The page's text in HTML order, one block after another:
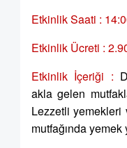
Etkinlik Saati :
Etkinlik Ücreti :
Etkinlik İçeriği :
akla gelen
Lezzetli yemekleri
mutfağında